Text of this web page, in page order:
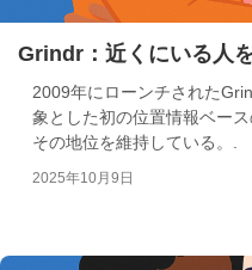
Grindr：近くにいる人
2009年にローンチされた
象とした初の位置情報ベー
その地位を維持している。.
2025年10月9日